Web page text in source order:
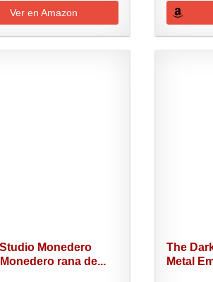
Ver en Amazon
Monedero
rana de...
The
Metal